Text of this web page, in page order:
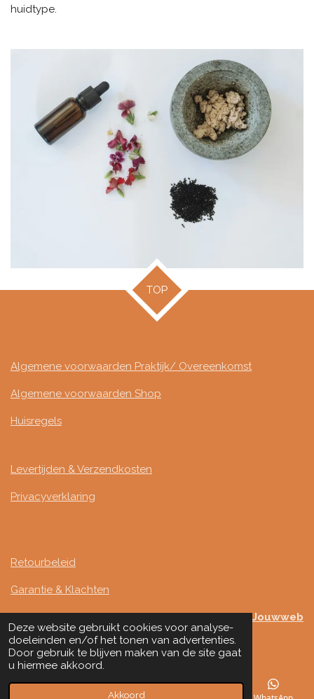
Deze website gebruikt cookies voor analyse-
doeleinden en/of het tonen van advertenties.
Door gebruik te blijven maken van de site gaat
u hiermee akkoord.
Akkoord
huidtype.
TOP
Algemene voorwaarden Praktijk/ Overeenkomst
Algemene voorwaarden Shop
Huisregels
Levertijden & Verzendkosten
Privacyverklaring
Retourbeleid
Garantie & Klachten
Mede mogelijk gemaakt doorJouwweb
© 2024 - 2026 Studio Infinity